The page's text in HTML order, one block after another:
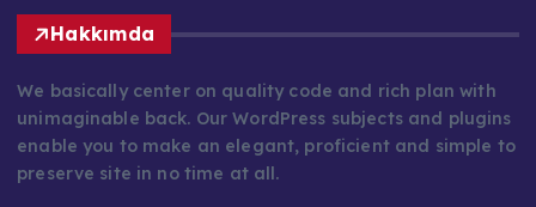
Hakkımda
We basically center on quality code and rich plan with
unimaginable back. Our WordPress subjects and plugins
enable you to make an elegant, proficient and simple to
preserve site in no time at all.